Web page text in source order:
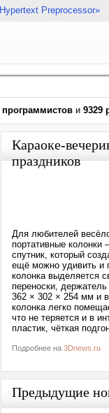
Preprocessor»
программистов и 9329
Караоке-
праздников
Для любителей
портативные колонки
спутник, который
ещё можно удивить и
колонка выделяется
переноски,
362 × 302 × 254 мм и
колонка легко
что не теряется и в
пластик, чёткая
Подробнее на 3Dnews.ru
Предыдущие